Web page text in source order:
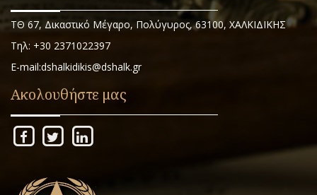
ΤΘ 67, Δικαστικό Μέγαρο, Πολύγυρος, 63100, ΧΑΛΚΙΔΙΚΗΣ
Τηλ: +30 2371022397
E-mail:dshalkidikis@dshalk.gr
Ακολουθήστε μας